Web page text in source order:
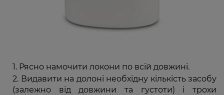
Рясно намочити локони по всій довжині.
Видавити на долоні необхідну кількість засобу
(залежно від довжини та густоти) і трохи